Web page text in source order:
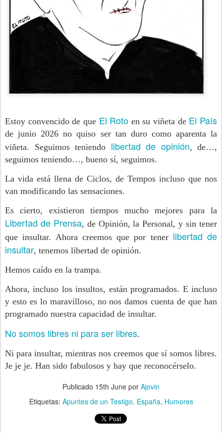
Estoy convencido de que El Roto en su viñeta de El País
de junio 2026 no quiso ser tan duro como aparenta la
viñeta. Seguimos teniendo libertad de opinión, de…,
seguimos teniendo…, bueno sí, seguimos.
La vida está llena de Ciclos, de Tempos incluso que nos
van modificando las sensaciones.
Es cierto, existieron tiempos mucho mejores para la
Libertad de Prensa, de Opinión, la Personal, y sin tener
que insultar. Ahora creemos que por tener libertad de
insultar, tenemos libertad de opinión.
Hemos caído en la trampa.
Ahora, incluso los insultos, están programados. E incluso
y esto es lo maravilloso, no nos damos cuenta de que han
programado nuestra capacidad de insultar.
No somos libres ni para ser libres.
Ni para insultar, mientras nos creemos que sí somos libres.
Je je je. Han sido fabulosos y hay que reconocérselo.
Publicado 15th June por Ajovin
Etiquetas: Apuntes de un Testigo España Humores